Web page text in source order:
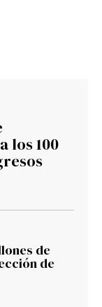
los 100
de
de